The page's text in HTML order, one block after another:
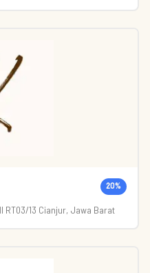
20%
RT03/13 Cianjur, Jawa Barat